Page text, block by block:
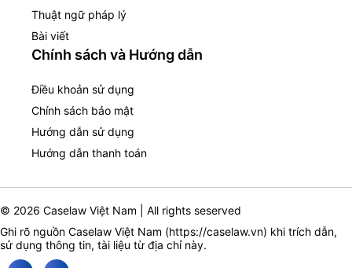
Thuật ngữ pháp lý
Bài viết
Chính sách và Hướng dẫn
Điều khoản sử dụng
Chính sách bảo mật
Hướng dẫn sử dụng
Hướng dẫn thanh toán
© 2026 Caselaw Việt Nam | All rights seserved
Ghi rõ nguồn Caselaw Việt Nam (https://caselaw.vn) khi trích dẫn,
sử dụng thông tin, tài liệu từ địa chỉ này.